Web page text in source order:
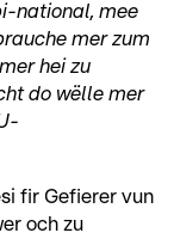
national, mee
mer zum
hei zu
do wëlle mer
fir Gefierer vun
och zu